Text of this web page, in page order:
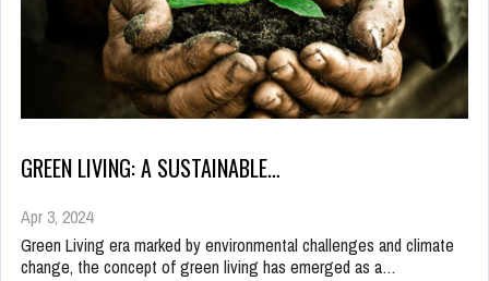
GREEN LIVING: A SUSTAINABLE…
Apr 3, 2024
Green Living era marked by environmental challenges and climate
change, the concept of green living has emerged as a…